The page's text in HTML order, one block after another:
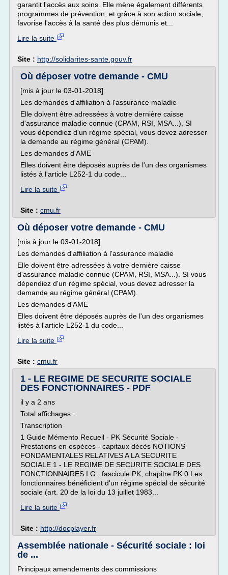
garantit l'accès aux soins. Elle mène également différents
programmes de prévention, et grâce à son action sociale,
favorise l'accès à la santé des plus démunis et...
Lire la suite
Site : http://solidarites-sante.gouv.fr
Où déposer votre demande - CMU
[mis à jour le 03-01-2018]
Les demandes d'affiliation à l'assurance maladie
Elle doivent être adressées à votre dernière caisse
d'assurance maladie connue (CPAM, RSI, MSA...). SI
vous dépendiez d'un régime spécial, vous devez adresser
la demande au régime général (CPAM).
Les demandes d'AME
Elles doivent être déposés auprès de l'un des organismes
listés à l'article L252-1 du code...
Lire la suite
Site : cmu.fr
Où déposer votre demande - CMU
[mis à jour le 03-01-2018]
Les demandes d'affiliation à l'assurance maladie
Elle doivent être adressées à votre dernière caisse
d'assurance maladie connue (CPAM, RSI, MSA...). SI vous
dépendiez d'un régime spécial, vous devez adresser la
demande au régime général (CPAM).
Les demandes d'AME
Elles doivent être déposés auprès de l'un des organismes
listés à l'article L252-1 du code...
Lire la suite
Site : cmu.fr
1 - LE REGIME DE SECURITE SOCIALE
DES FONCTIONNAIRES - PDF
il y a 2 ans
Total affichages :
Transcription
1 Guide Mémento Recueil - PK Sécurité Sociale -
Prestations en espèces - capitaux décès NOTIONS
FONDAMENTALES RELATIVES A LA SECURITE
SOCIALE 1 - LE REGIME DE SECURITE SOCIALE DES
FONCTIONNAIRES I.G., fascicule PK, chapitre PK 0 Les
fonctionnaires bénéficient d'un régime spécial de sécurité
sociale (art. 20 de la loi du 13 juillet 1983...
Lire la suite
Site : http://docplayer.fr
Assemblée nationale - Sécurité sociale : loi
de ...
Principaux amendements des commissions